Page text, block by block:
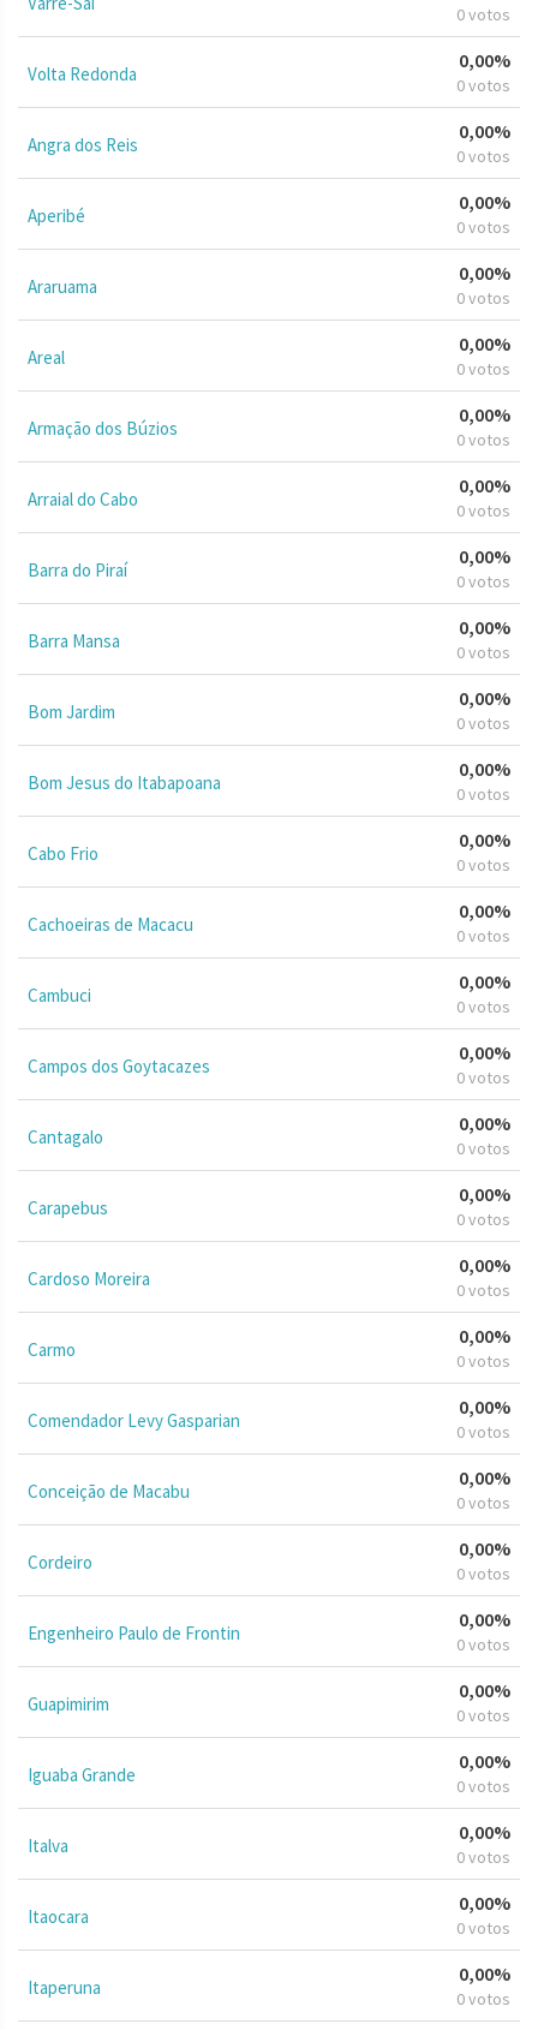
0 votos
Volta Redonda
0,00%
0 votos
Angra dos Reis
0,00%
0 votos
Aperibé
0,00%
0 votos
Araruama
0,00%
0 votos
Areal
0,00%
0 votos
Armação dos Búzios
0,00%
0 votos
Arraial do Cabo
0,00%
0 votos
Barra do Piraí
0,00%
0 votos
Barra Mansa
0,00%
0 votos
Bom Jardim
0,00%
0 votos
Bom Jesus do Itabapoana
0,00%
0 votos
Cabo Frio
0,00%
0 votos
Cachoeiras de Macacu
0,00%
0 votos
Cambuci
0,00%
0 votos
Campos dos Goytacazes
0,00%
0 votos
Cantagalo
0,00%
0 votos
Carapebus
0,00%
0 votos
Cardoso Moreira
0,00%
0 votos
Carmo
0,00%
0 votos
Comendador Levy Gasparian
0,00%
0 votos
Conceição de Macabu
0,00%
0 votos
Cordeiro
0,00%
0 votos
Engenheiro Paulo de Frontin
0,00%
0 votos
Guapimirim
0,00%
0 votos
Iguaba Grande
0,00%
0 votos
Italva
0,00%
0 votos
Itaocara
0,00%
0 votos
Itaperuna
0,00%
0 votos